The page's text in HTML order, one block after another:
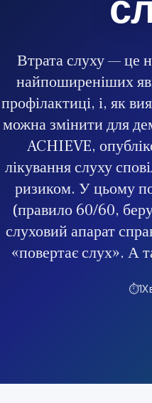
Втрата слуху — це
найпоширеніших
профілактиці, і, як
можна змінити для
ACHIEVE,
лікування слуху
ризиком. У цьому
(правило 60/60,
слуховий апарат
«повертає слух». А
⏱️1